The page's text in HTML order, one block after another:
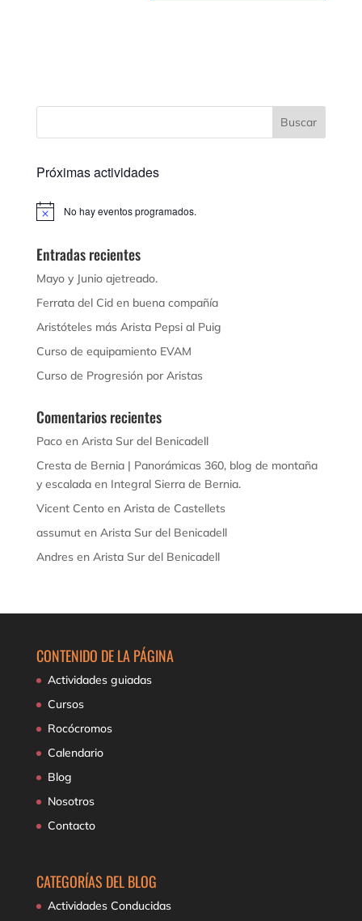
Próximas actividades
Aviso No hay eventos programados.
Entradas recientes
Mayo y Junio ajetreado.
Ferrata del Cid en buena compañía
Aristóteles más Arista Pepsi al Puig
Curso de equipamiento EVAM
Curso de Progresión por Aristas
Comentarios recientes
Pacoen Arista Sur del Benicadell
Cresta de Bernia | Panorámicas 360, blog de montaña
y escaladaen Integral Sierra de Bernia.
Vicent Centoen Arista de Castellets
assumuten Arista Sur del Benicadell
Andresen Arista Sur del Benicadell
CONTENIDO DE LA PÁGINA
Actividades guiadas
Cursos
Rocócromos
Calendario
Blog
Nosotros
Contacto
CATEGORÍAS DEL BLOG
Actividades Conducidas